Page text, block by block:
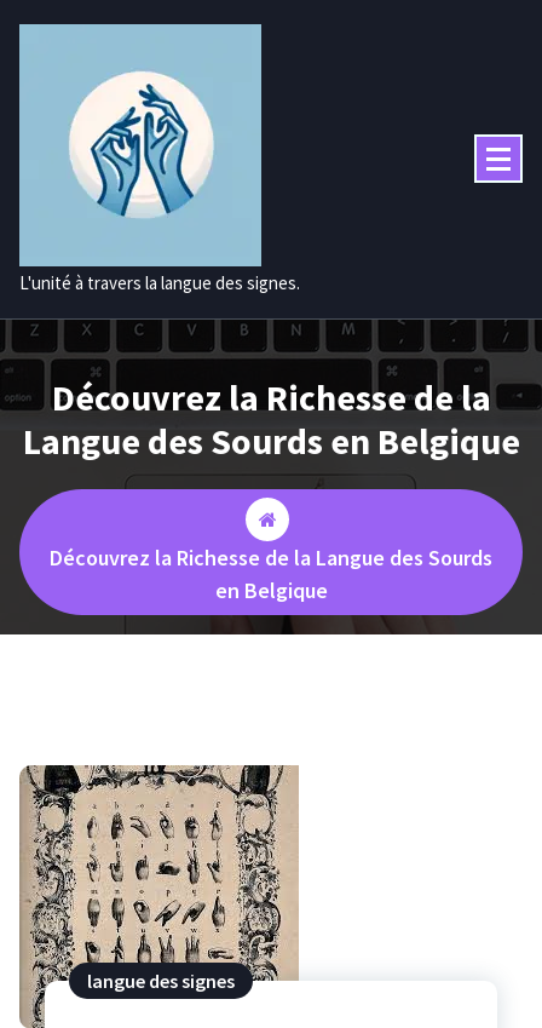
L'unité à travers la langue des signes.
Découvrez la Richesse de la
Langue des Sourds en Belgique
Découvrez la Richesse de la Langue des Sourds
en Belgique
langue des signes